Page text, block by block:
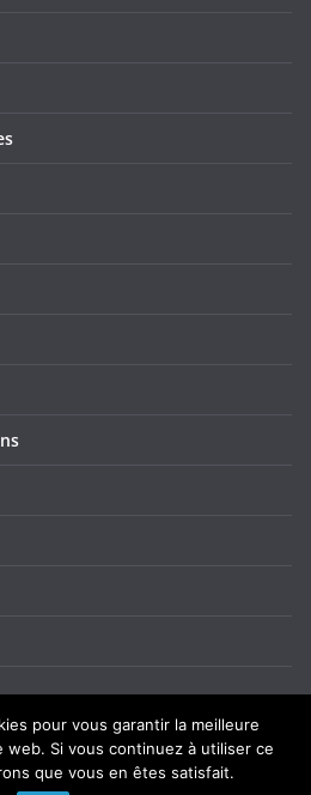
pour vous garantir la meilleure
Si vous continuez à utiliser ce
que vous en êtes satisfait.